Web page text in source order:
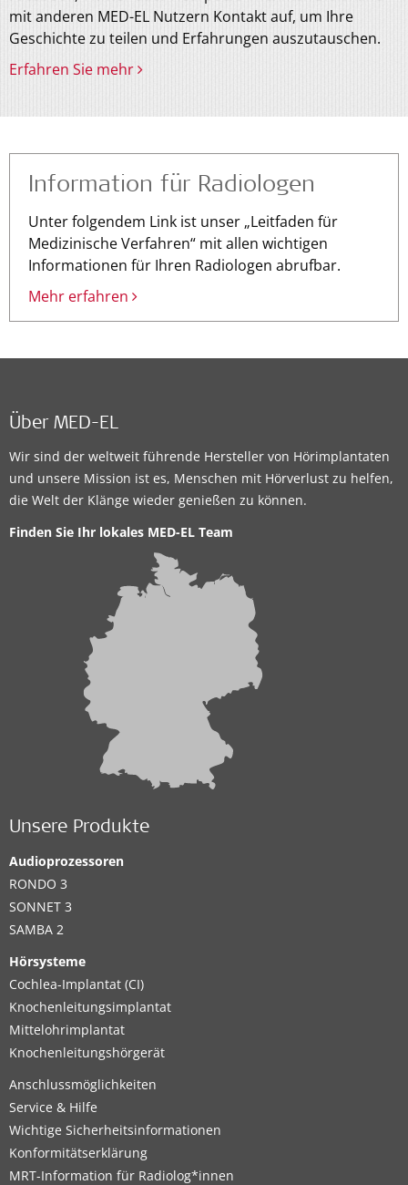
mit anderen MED-EL Nutzern Kontakt auf, um Ihre
Geschichte zu teilen und Erfahrungen auszutauschen.
Erfahren Sie mehr
Information für Radiologen
Unter folgendem Link ist unser „Leitfaden für
Medizinische Verfahren“ mit allen wichtigen
Informationen für Ihren Radiologen abrufbar.
Mehr erfahren
Über MED-EL
Wir sind der weltweit führende Hersteller von Hörimplantaten
und unsere Mission ist es, Menschen mit Hörverlust zu helfen,
die Welt der Klänge wieder genießen zu können.
Finden Sie Ihr lokales MED-EL Team
Unsere Produkte
Audioprozessoren
RONDO 3
SONNET 3
SAMBA 2
Hörsysteme
Cochlea-Implantat (CI)
Knochenleitungsimplantat
Mittelohrimplantat
Knochenleitungshörgerät
Anschlussmöglichkeiten
Service & Hilfe
Wichtige Sicherheitsinformationen
Konformitätserklärung
MRT-Information für Radiolog*innen